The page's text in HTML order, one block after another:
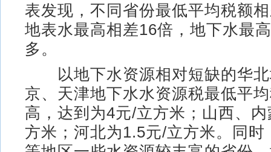
表发现，不同省份最低平均税额
地表水最高相差16倍，地下水最
多。
以地下水资源相对短缺的华北
京、天津地下水水资源税最低平
高，达到为4元/立方米；山西、
方米；河北为1.5元/立方米。同时